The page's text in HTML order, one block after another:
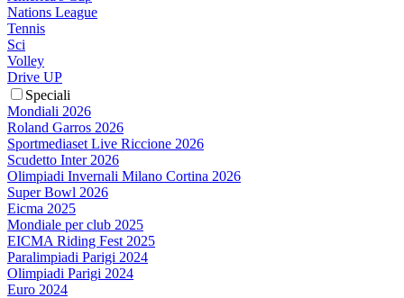
Nations League
Tennis
Sci
Volley
Drive UP
Speciali
Mondiali 2026
Roland Garros 2026
Sportmediaset Live Riccione 2026
Scudetto Inter 2026
Olimpiadi Invernali Milano Cortina 2026
Super Bowl 2026
Eicma 2025
Mondiale per club 2025
EICMA Riding Fest 2025
Paralimpiadi Parigi 2024
Olimpiadi Parigi 2024
Euro 2024